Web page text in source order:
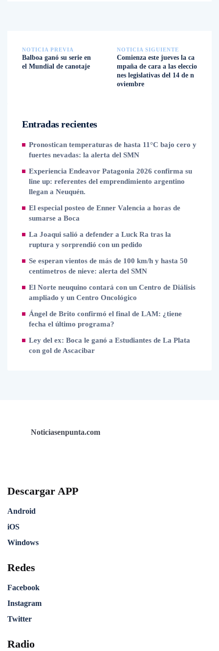
NOTICIA PREVIA
Balboa ganó su serie en
el Mundial de canotaje
NOTICIA SIGUIENTE
Comienza este jueves la ca
mpaña de cara a las eleccio
nes legislativas del 14 de n
oviembre
Entradas recientes
Pronostican temperaturas de hasta 11°C bajo cero y
fuertes nevadas: la alerta del SMN
Experiencia Endeavor Patagonia 2026 confirma su
line up: referentes del emprendimiento argentino
llegan a Neuquén.
El especial posteo de Enner Valencia a horas de
sumarse a Boca
La Joaqui salió a defender a Luck Ra tras la
ruptura y sorprendió con un pedido
Se esperan vientos de más de 100 km/h y hasta 50
centímetros de nieve: alerta del SMN
El Norte neuquino contará con un Centro de Diálisis
ampliado y un Centro Oncológico
Ángel de Brito confirmó el final de LAM: ¿tiene
fecha el último programa?
Ley del ex: Boca le ganó a Estudiantes de La Plata
con gol de Ascacibar
Noticiasenpunta.com
Descargar APP
Android
iOS
Windows
Redes
Facebook
Instagram
Twitter
Radio